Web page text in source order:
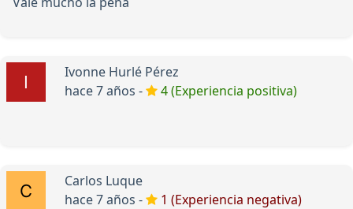
Ivonne Hurlé Pérez
hace 7 años -
4 (Experiencia positiva)
Carlos Luque
hace 7 años -
1 (Experiencia negativa)